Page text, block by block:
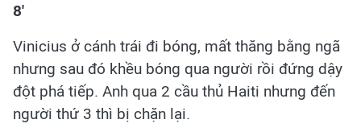
8'
Vinicius ở cánh trái đi bóng, mất thăng bằng ngã
nhưng sau đó khều bóng qua người rồi đứng dậy
đột phá tiếp. Anh qua 2 cầu thủ Haiti nhưng đến
người thứ 3 thì bị chặn lại.